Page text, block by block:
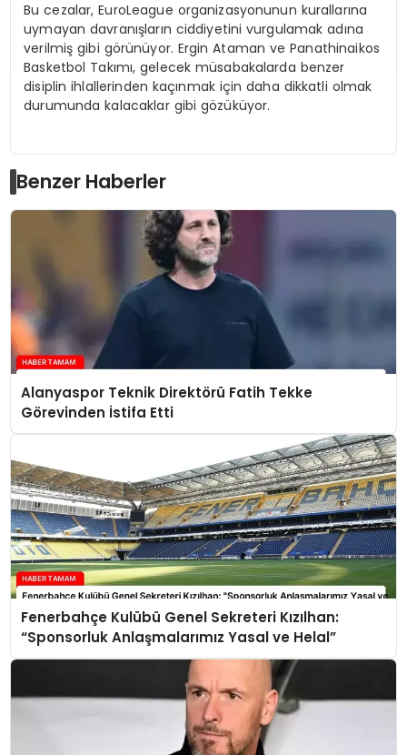
Bu cezalar, EuroLeague organizasyonunun kurallarına
uymayan davranışların ciddiyetini vurgulamak adına
verilmiş gibi görünüyor. Ergin Ataman ve Panathinaikos
Basketbol Takımı, gelecek müsabakalarda benzer
disiplin ihlallerinden kaçınmak için daha dikkatli olmak
durumunda kalacaklar gibi gözüküyor.
Benzer Haberler
Alanyaspor Teknik Direktörü Fatih Tekke
Görevinden İstifa Etti
Fenerbahçe Kulübü Genel Sekreteri Kızılhan:
“Sponsorluk Anlaşmalarımız Yasal ve Helal”